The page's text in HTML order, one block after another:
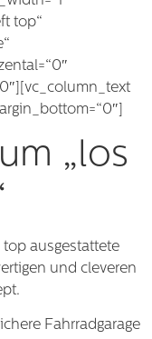
top“
„los
top ausgestattete
und cleveren
Fahrradgarage